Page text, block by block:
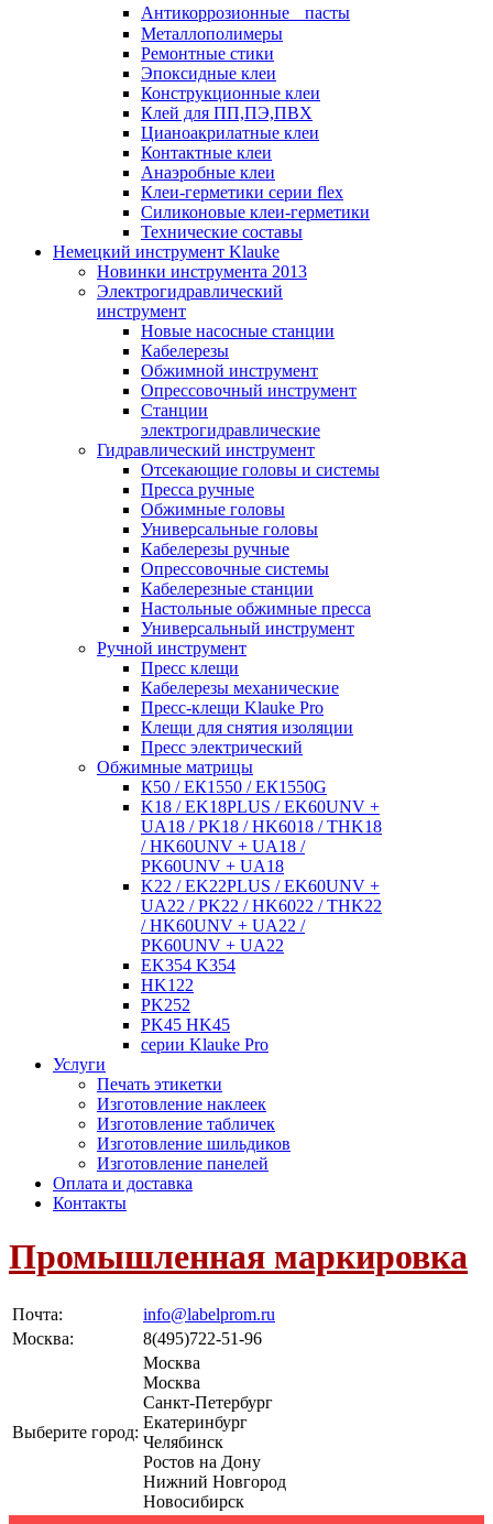
Антикоррозионные пасты
Металлополимеры
Ремонтные стики
Эпоксидные клеи
Конструкционные клеи
Клей для ПП,ПЭ,ПВХ
Цианоакрилатные клеи
Контактные клеи
Анаэробные клеи
Клеи-герметики серии flex
Силиконовые клеи-герметики
Технические составы
Немецкий инструмент Klauke
Новинки инструмента 2013
Электрогидравлический
инструмент
Новые насосные станции
Кабелерезы
Обжимной инструмент
Опрессовочный инструмент
Станции
электрогидравлические
Гидравлический инструмент
Отсекающие головы и системы
Пресса ручные
Обжимные головы
Универсальные головы
Кабелерезы ручные
Опрессовочные системы
Кабелерезные станции
Настольные обжимные пресса
Универсальный инструмент
Ручной инструмент
Пресс клещи
Кабелерезы механические
Пресс-клещи Klauke Pro
Клещи для снятия изоляции
Пресс электрический
Обжимные матрицы
К50 / ЕК1550 / ЕК1550G
K18 / EK18PLUS / EK60UNV +
UA18 / PK18 / HK6018 / THK18
/ HK60UNV + UA18 /
PK60UNV + UA18
K22 / EK22PLUS / EK60UNV +
UA22 / PK22 / HK6022 / THK22
/ HK60UNV + UA22 /
PK60UNV + UA22
EK354 K354
HK122
PK252
PK45 HK45
серии Klauke Pro
Услуги
Печать этикетки
Изготовление наклеек
Изготовление табличек
Изготовление шильдиков
Изготовление панелей
Оплата и доставка
Контакты
Промышленная маркировка
Почта:
info@labelprom.ru
Москва: 8(495)722-51-96
Выберите город:
Москва
Москва
Санкт-Петербург
Екатеринбург
Челябинск
Ростов на Дону
Нижний Новгород
Новосибирск